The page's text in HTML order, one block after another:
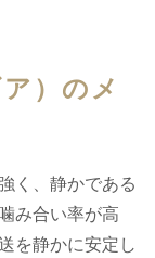
）のメ
く、静かである
み合い率が高
を静かに安定し